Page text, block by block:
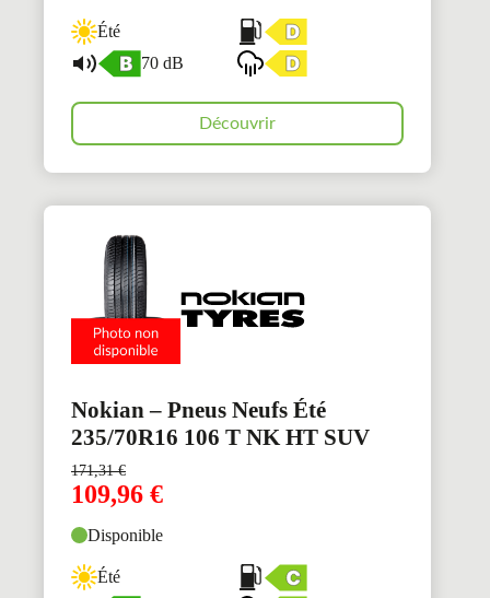
Été
70 dB
Découvrir
Nokian – Pneus Neufs Été
235/70R16 106 T NK HT SUV
171,31€
109,96 €
Disponible
Été